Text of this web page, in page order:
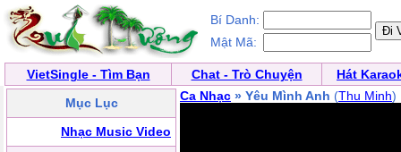
Bí Danh:
Mật Mã:
VietSingle - Tìm Bạn Chat - Trò Chuyện
Hát
Mục Lục
Nhạc Music Video
Ca Nhạc » Yêu Mình Anh (Thu Minh)